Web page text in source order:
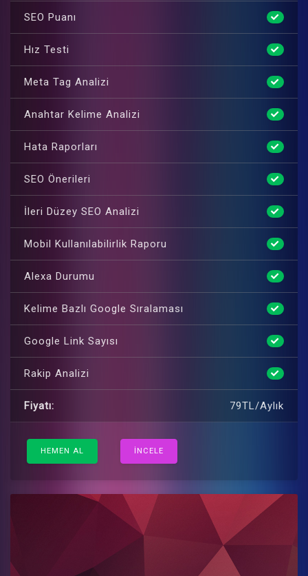
SEO Puanı
Hız Testi
Meta Tag Analizi
Anahtar Kelime Analizi
Hata Raporları
SEO Önerileri
İleri Düzey SEO Analizi
Mobil Kullanılabilirlik Raporu
Alexa Durumu
Kelime Bazlı Google Sıralaması
Google Link Sayısı
Rakip Analizi
Fiyatı: 79TL/Aylık
HEMEN AL İNCELE